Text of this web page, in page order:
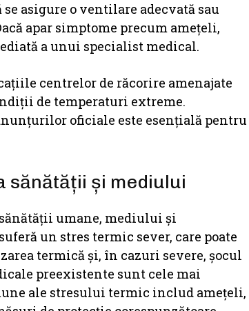
asigure o ventilare adecvată sau
apar simptome precum amețeli,
a unui specialist medical.
centrelor de răcorire amenajate
de temperaturi extreme.
oficiale este esențială pentru
și mediului
umane, mediului și
un stres termic sever, care poate
termică și, în cazuri severe, șocul
preexistente sunt cele mai
ale stresului termic includ amețeli,